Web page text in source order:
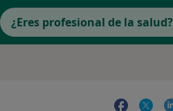
¿Eres profesional de la salud?